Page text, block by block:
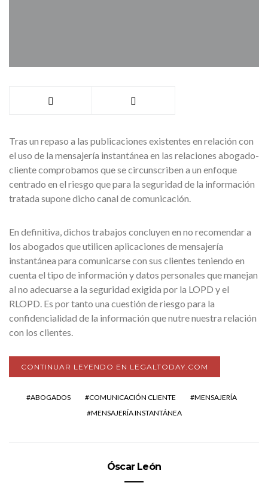
Tras un repaso a las publicaciones existentes en relación con
el uso de la mensajería instantánea en las relaciones abogado-
cliente comprobamos que se circunscriben a un enfoque
centrado en el riesgo que para la seguridad de la información
tratada supone dicho canal de comunicación.
En definitiva, dichos trabajos concluyen en no recomendar a
los abogados que utilicen aplicaciones de mensajería
instantánea para comunicarse con sus clientes teniendo en
cuenta el tipo de información y datos personales que manejan
al no adecuarse a la seguridad exigida por la LOPD y el
RLOPD. Es por tanto una cuestión de riesgo para la
confidencialidad de la información que nutre nuestra relación
con los clientes.
CONTINUAR LEYENDO EN LEGALTODAY.COM
ABOGADOS COMUNICACIÓN CLIENTE
MENSAJERÍA
MENSAJERÍA INSTANTÁNEA
Óscar León